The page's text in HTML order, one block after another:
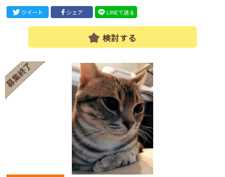
ツイート シェア LINEで送る
検討する